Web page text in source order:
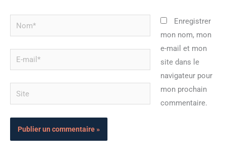
Nom*
mail*
Site
Enregistrer
mon nom, mon
e-mail et mon
site dans le
navigateur pour
mon prochain
commentaire.